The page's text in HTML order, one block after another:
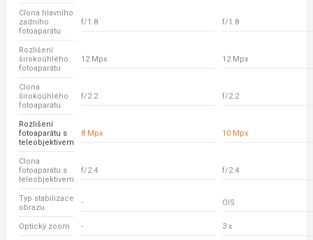
Clona hlavního
zadního
fotoaparátu
f/1.8 f/1.8
Rozlišení
širokoúhlého
fotoaparátu
12 Mpx 12 Mpx
Clona
širokoúhlého
fotoaparátu
f/2.2 f/2.2
Rozlišení
fotoaparátu s
teleobjektivem
8 Mpx 10 Mpx
Clona
fotoaparátu s
teleobjektivem
f/2.4 f/2.4
Typ stabilizace
obrazu
- OIS
Optický zoom - 3 x